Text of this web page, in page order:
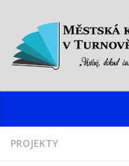
Knihovna
PROJEKTY